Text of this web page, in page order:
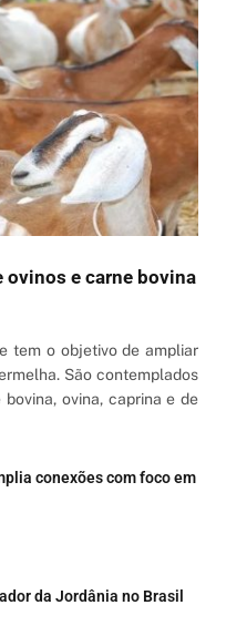
ovinos e carne bovina
tem o objetivo de ampliar
São contemplados
ovina, caprina e de
conexões com foco em
da Jordânia no Brasil